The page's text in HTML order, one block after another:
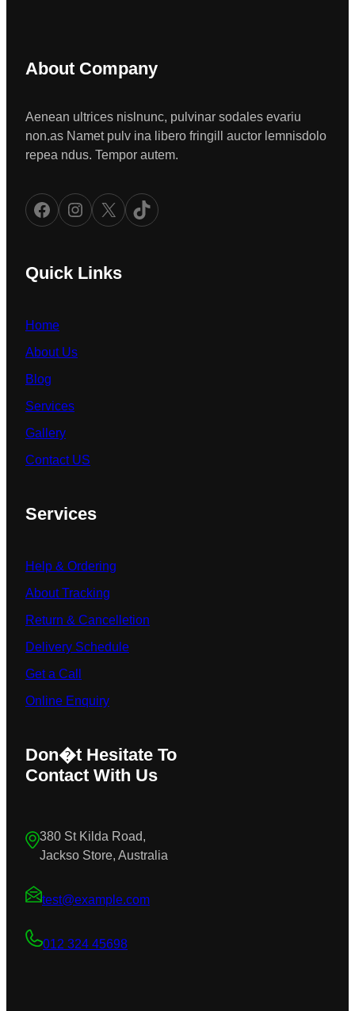
About Company
Aenean ultrices nislnunc, pulvinar sodales evariu
non.as Namet pulv ina libero fringill auctor lemnisdolo
repea ndus. Tempor autem.
Facebook Instagram X TikTok
Quick Links
Home
About Us
Blog
Services
Gallery
Contact US
Services
Help & Ordering
About Tracking
Return & Cancelletion
Delivery Schedule
Get a Call
Online Enquiry
Don�t Hesitate To
Contact With Us
380 St Kilda Road,
Jackso Store, Australia
test@example.com
012 324 45698